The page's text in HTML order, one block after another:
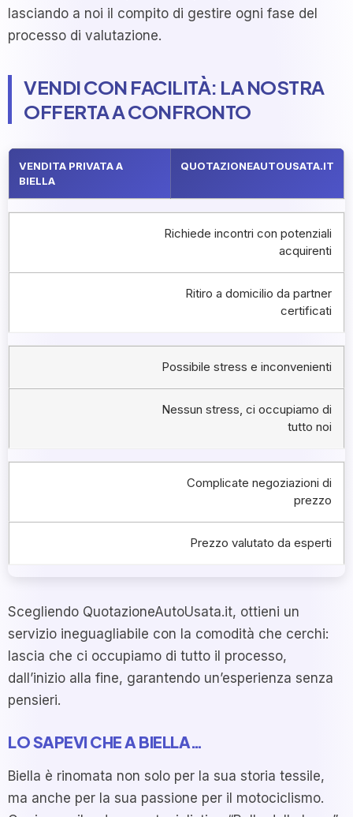
lasciando a noi il compito di gestire ogni fase del
processo di valutazione.
VENDI CON FACILITÀ: LA NOSTRA
OFFERTA A CONFRONTO
VENDITA PRIVATA A
BIELLA
QUOTAZIONEAUTOUSATA.IT
Richiede incontri con potenziali
acquirenti
Ritiro a domicilio da partner
certificati
Possibile stress e inconvenienti
Nessun stress, ci occupiamo di
tutto noi
Complicate negoziazioni di
prezzo
Prezzo valutato da esperti
Scegliendo QuotazioneAutoUsata.it, ottieni un
servizio ineguagliabile con la comodità che cerchi:
lascia che ci occupiamo di tutto il processo,
dall’inizio alla fine, garantendo un’esperienza senza
pensieri.
LO SAPEVI CHE A BIELLA…
Biella è rinomata non solo per la sua storia tessile,
ma anche per la sua passione per il motociclismo.